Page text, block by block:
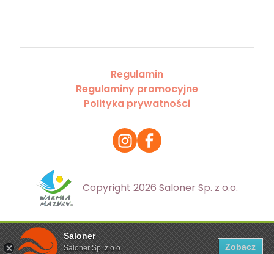
Saloner
Saloner Sp. z o.o. Zobacz
Ta strona korzysta z plików cookies. Aby dowiedzieć się
Regulamin
Regulaminy promocyjne
Polityka prywatności
Copyright 2026 Saloner Sp. z o.o.